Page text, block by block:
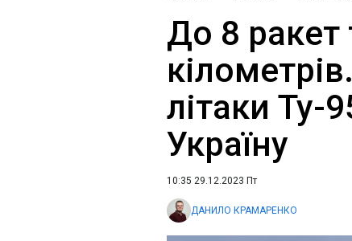
До 8 ракет
літаки Ту-
Україну
10:35 29.12.2023 Пт
ДАНИЛО КРАМАРЕНКО